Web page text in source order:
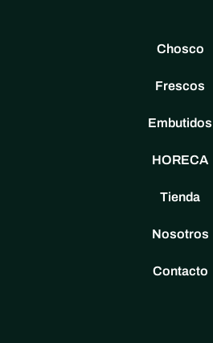
Chosco
Frescos
Embutidos
HORECA
Tienda
Nosotros
Contacto